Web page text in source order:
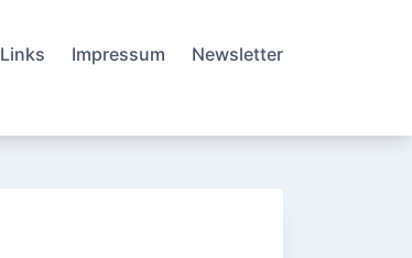
Links Impressum Newsletter